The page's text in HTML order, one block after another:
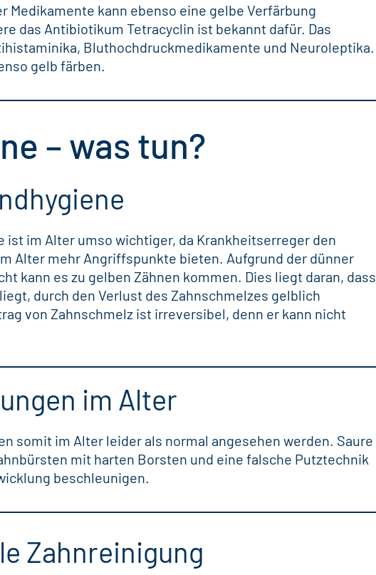
Medikamente kann ebenso eine gelbe Verfärbung
das Antibiotikum Tetracyclin ist bekannt dafür. Das
Bluthochdruckmedikamente und Neuroleptika.
gelb färben.
– was tun?
ist im Alter umso wichtiger, da Krankheitserreger den
Alter mehr Angriffspunkte bieten. Aufgrund der dünner
kann es zu gelben Zähnen kommen. Dies liegt daran, dass
durch den Verlust des Zahnschmelzes gelblich
von Zahnschmelz ist irreversibel, denn er kann nicht
im Alter
somit im Alter leider als normal angesehen werden. Saure
mit harten Borsten und eine falsche Putztechnik
beschleunigen.
Zahnreinigung